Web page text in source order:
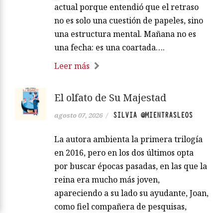
actual porque entendió que el retraso
no es solo una cuestión de papeles, sino
una estructura mental. Mañana no es
una fecha: es una coartada….
Leer más
El olfato de Su Majestad
agosto 07, 2026 / SILVIA @MIENTRASLEOS
La autora ambienta la primera trilogía
en 2016, pero en los dos últimos opta
por buscar épocas pasadas, en las que la
reina era mucho más joven,
apareciendo a su lado su ayudante, Joan,
como fiel compañera de pesquisas,